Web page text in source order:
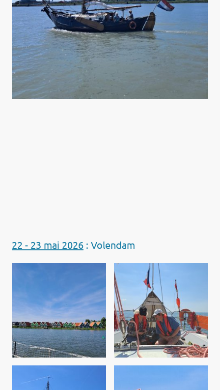
22 - 23 mai 2026 : Volendam